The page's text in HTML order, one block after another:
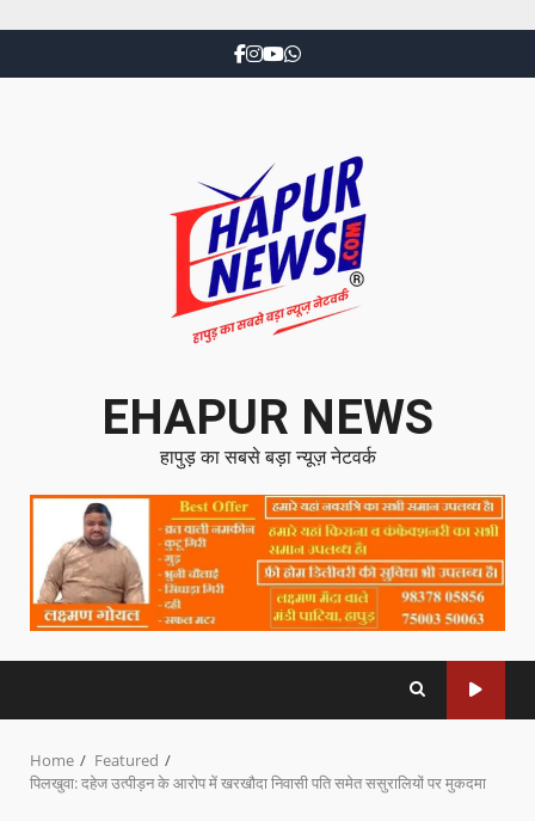
EHAPUR NEWS
हापुड़ का सबसे बड़ा न्यूज़ नेटवर्क
Home
Featured
पिलखुवा: दहेज उत्पीड़न के आरोप में खरखौदा निवासी पति समेत ससुरालियों पर मुकदमा